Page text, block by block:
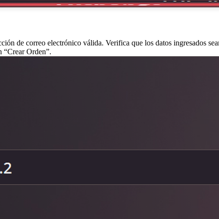
de correo electrónico válida. Verifica que los datos ingresados
Orden”.